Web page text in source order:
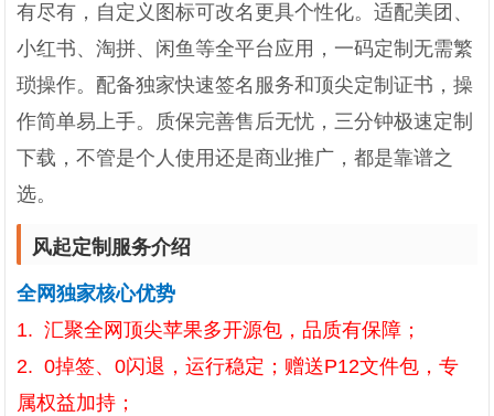
有尽有，自定义图标可改名更具个性化。适配美团、
小红书、淘拼、闲鱼等全平台应用，一码定制无需繁
琐操作。配备独家快速签名服务和顶尖定制证书，操
作简单易上手。质保完善售后无忧，三分钟极速定制
下载，不管是个人使用还是商业推广，都是靠谱之
选。
风起定制服务介绍
全网独家核心优势
1. 汇聚全网顶尖苹果多开源包，品质有保障；
2. 0掉签、0闪退，运行稳定；赠送P12文件包，专
属权益加持；